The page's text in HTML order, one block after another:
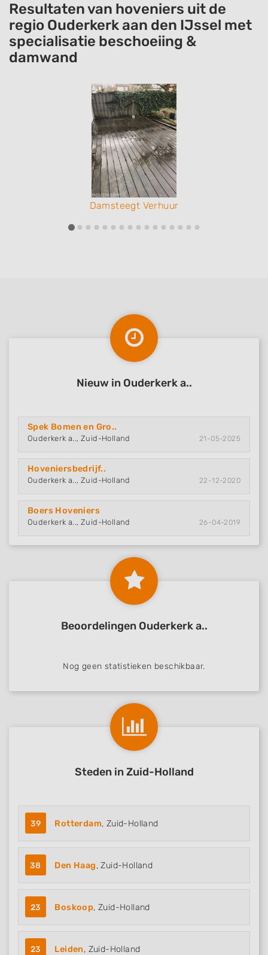
Resultaten van hoveniers uit de
regio Ouderkerk aan den IJssel met
specialisatie beschoeiing &
damwand
Damsteegt Verhuur
Nieuw in Ouderkerk a..
Spek Bomen en Gro..
Ouderkerk a.., Zuid-Holland 21-05-2025
Hoveniersbedrijf..
Ouderkerk a.., Zuid-Holland 22-12-2020
Boers Hoveniers
Ouderkerk a.., Zuid-Holland 26-04-2019
Beoordelingen Ouderkerk a..
Nog geen statistieken beschikbaar.
Steden in Zuid-Holland
39 Rotterdam, Zuid-Holland
38 Den Haag, Zuid-Holland
23 Boskoop, Zuid-Holland
23 Leiden, Zuid-Holland